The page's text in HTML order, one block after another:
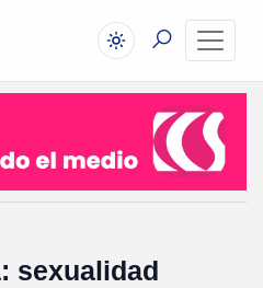
sexualidad